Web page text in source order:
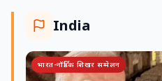
India
भारत-नॉर्डिक शिखर सम्मेलन